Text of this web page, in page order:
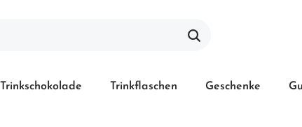
Trinkschokolade Trinkflaschen Geschenke